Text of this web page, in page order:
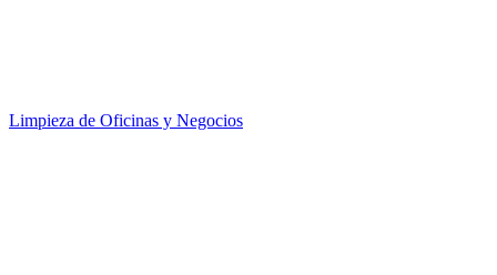
Limpieza de Oficinas y Negocios